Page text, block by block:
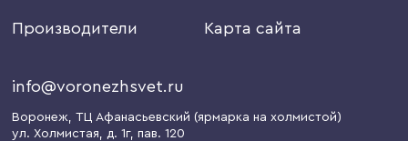
Производители Карта сайта
info@voronezhsvet.ru
Воронеж, ТЦ Афанасьевский (ярмарка на холмистой)
ул. Холмистая, д. 1г, пав. 120